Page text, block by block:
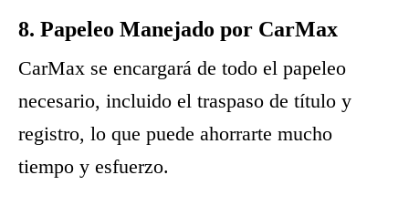
8. Papeleo Manejado por CarMax
CarMax se encargará de todo el papeleo
necesario, incluido el traspaso de título y
registro, lo que puede ahorrarte mucho
tiempo y esfuerzo.